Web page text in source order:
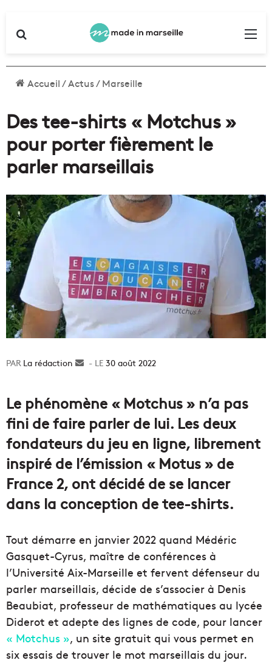
Accueil/Actus/Marseille
Des tee-shirts « Motchus »
pour porter fièrement le
parler marseillais
La rédaction
Envoyer30 août 2022
Le phénomène « Motchus » n’a pas
fini de faire parler de lui. Les deux
fondateurs du jeu en ligne, librement
inspiré de l’émission « Motus » de
France 2, ont décidé de se lancer
dans la conception de tee-shirts.
Tout démarre en janvier 2022 quand Médéric
Gasquet-Cyrus, maître de conférences à
l’Université Aix-Marseille et fervent défenseur du
parler marseillais, décide de s’associer à Denis
Beaubiat, professeur de mathématiques au lycée
Diderot et adepte des lignes de code, pour lancer
« Motchus », un site gratuit qui vous permet en
six essais de trouver le mot marseillais du jour.